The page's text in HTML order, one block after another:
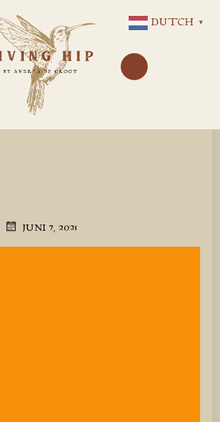
NAAR
DE
INHOUD
JUNI 7, 2021
DUTCH ▼